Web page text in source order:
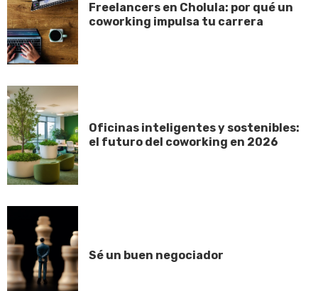
Freelancers en Cholula: por qué un
coworking impulsa tu carrera
Oficinas inteligentes y sostenibles:
el futuro del coworking en 2026
Sé un buen negociador